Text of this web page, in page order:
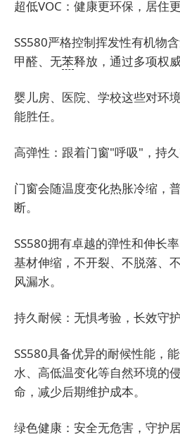
超低VOC：健康更环保，居住
SS580严格控制挥发性有机物
甲醛、无苯释放，通过多项权
婴儿房、医院、学校这些对环
能胜任。
高弹性：跟着门窗"呼吸"，持
门窗会随温度变化热胀冷缩，
断。
SS580拥有卓越的弹性和伸长
基材伸缩，不开裂、不脱落、
风漏水。
持久耐候：无惧考验，长效守
SS580具备优异的耐候性能，
水、高低温变化等自然环境的
命，减少后期维护成本。
绿色健康：安全无危害，守护